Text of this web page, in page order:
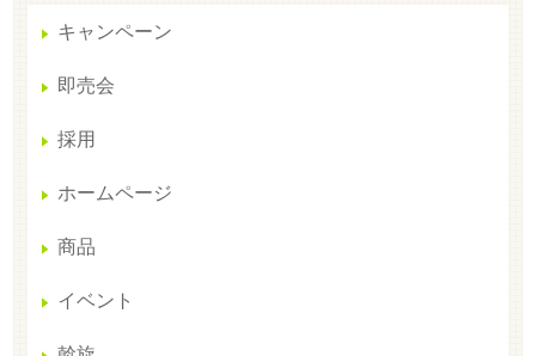
キャンペーン
即売会
採用
ホームページ
商品
イベント